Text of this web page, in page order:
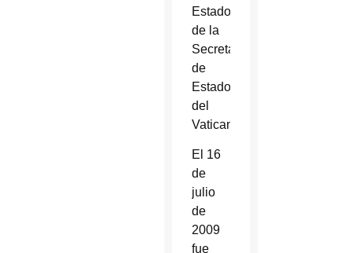
Estados
de la
Secretaría
de
Estado
del
Vaticano.
El 16
de
julio
de
2009
fue